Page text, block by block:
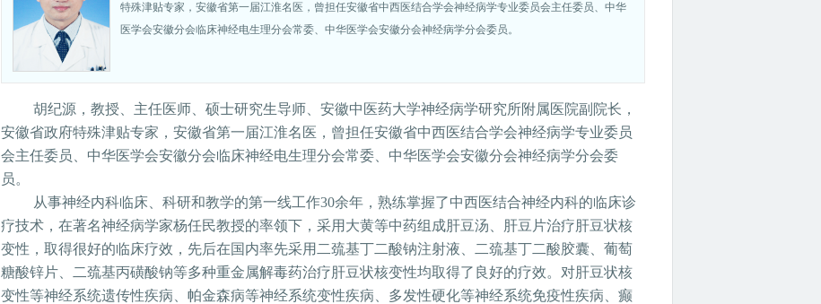
特殊津贴专家，安徽省第一届江淮名医，曾担任安徽省中西医结合学会神经病学专业委员会主任委员、中华
医学会安徽分会临床神经电生理分会常委、中华医学会安徽分会神经病学分会委员。
胡纪源，教授、主任医师、硕士研究生导师、安徽中医药大学神经病学研究所附属医院副院长，
安徽省政府特殊津贴专家，安徽省第一届江淮名医，曾担任安徽省中西医结合学会神经病学专业委员
会主任委员、中华医学会安徽分会临床神经电生理分会常委、中华医学会安徽分会神经病学分会委
员。
从事神经内科临床、科研和教学的第一线工作30余年，熟练掌握了中西医结合神经内科的临床诊
疗技术，在著名神经病学家杨任民教授的率领下，采用大黄等中药组成肝豆汤、肝豆片治疗肝豆状核
变性，取得很好的临床疗效，先后在国内率先采用二巯基丁二酸钠注射液、二巯基丁二酸胶囊、葡萄
糖酸锌片、二巯基丙磺酸钠等多种重金属解毒药治疗肝豆状核变性均取得了良好的疗效。对肝豆状核
变性等神经系统遗传性疾病、帕金森病等神经系统变性疾病、多发性硬化等神经系统免疫性疾病、癫